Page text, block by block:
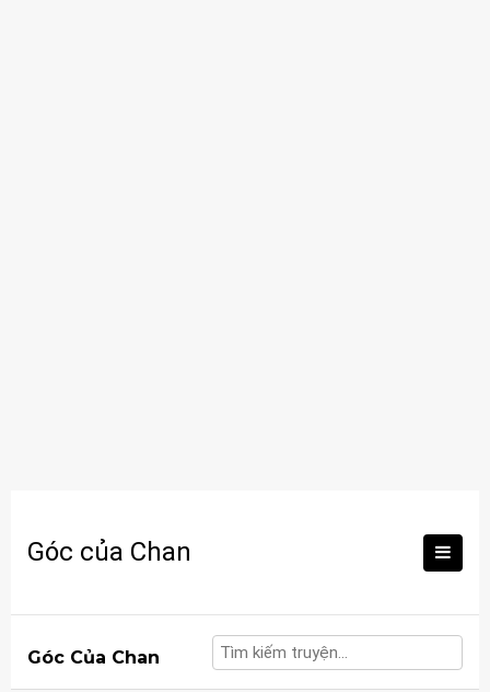
content
Góc của Chan
Góc Của Chan